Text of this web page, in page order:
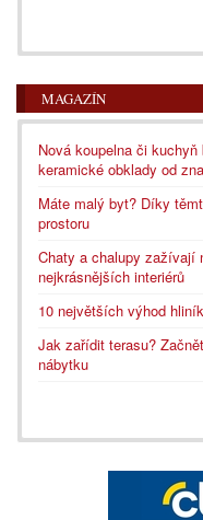
MAGAZÍN
Nová koupelna či
keramické obklady od
Máte malý byt? Díky
prostoru
Chaty a chalupy zažívají
nejkrásnějších interiérů
10 největších výhod
Jak zařídit terasu?
nábytku